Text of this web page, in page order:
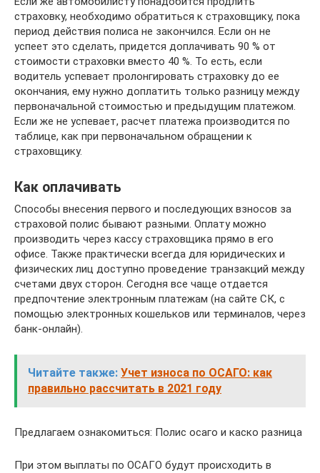
страховку, необходимо обратиться к страховщику, пока
период действия полиса не закончился. Если он не
успеет это сделать, придется доплачивать 90 % от
стоимости страховки вместо 40 %. То есть, если
водитель успевает пролонгировать страховку до ее
окончания, ему нужно доплатить только разницу между
первоначальной стоимостью и предыдущим платежом.
Если же не успевает, расчет платежа производится по
таблице, как при первоначальном обращении к
страховщику.
Как оплачивать
Способы внесения первого и последующих взносов за
страховой полис бывают разными. Оплату можно
производить через кассу страховщика прямо в его
офисе. Также практически всегда для юридических и
физических лиц доступно проведение транзакций между
счетами двух сторон. Сегодня все чаще отдается
предпочтение электронным платежам (на сайте СК, с
помощью электронных кошельков или терминалов, через
банк-онлайн).
Читайте также: Учет износа по ОСАГО: как
правильно рассчитать в 2021 году
Предлагаем ознакомиться: Полис осаго и каско разница
При этом выплаты по ОСАГО будут происходить в